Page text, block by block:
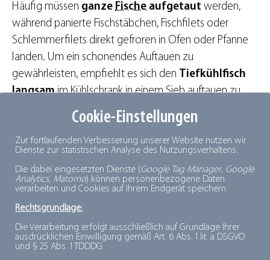
Cookie-Einstellungen
Zur fortlaufenden Verbesserung unserer Website nutzen wir
Dienste zur statistischen Analyse des Nutzungsverhaltens.
Die dabei eingesetzten Dienste (Google Tag Manager, Google
Analytics, Matomo) können personenbezogene Daten
verarbeiten und Cookies auf Ihrem Endgerät speichern.
Rechtsgrundlage:
Die Verarbeitung erfolgt ausschließlich auf Grundlage Ihrer
ausdrücklichen Einwilligung gemäß Art. 6 Abs. 1 lit. a DSGVO
und § 25 Abs. 1 TDDDG.
Häufig müssen ganze Fische aufgetaut werden,
während panierte Fischstäbchen, Fischfilets oder
Schlemmerfilets direkt gefroren in Ofen oder Pfanne
landen. Um ein schonendes Auftauen zu
gewährleisten, empfiehlt es sich den Tiefkühlfisch
langsamim Kühlschrank in einem Sieb auftauen zu
lassen. Das aufgefangene Tauwasser sollte direkt
entsorgt werden.
TK-Lachs, Scholle und Co.: Welcher Tiefkühlfisch
Die Liste der Tiefkühlfische